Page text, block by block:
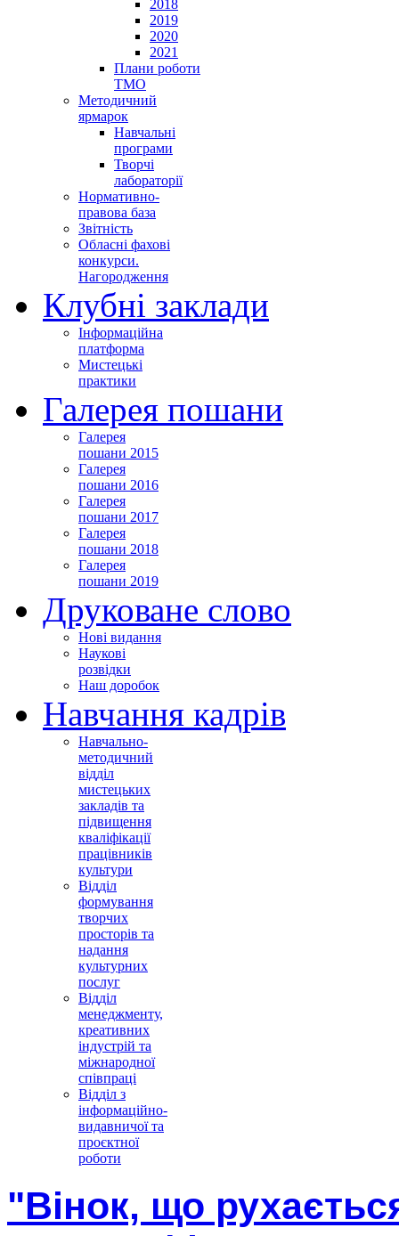
2018
2019
2020
2021
Плани роботи
ТМО
Методичний
ярмарок
Навчальні
програми
Творчі
лабораторії
Нормативно-
правова база
Звітність
Обласні фахові
конкурси.
Нагородження
Клубні заклади
Інформаційна
платформа
Мистецькі
практики
Галерея пошани
Галерея
пошани 2015
Галерея
пошани 2016
Галерея
пошани 2017
Галерея
пошани 2018
Галерея
пошани 2019
Друковане слово
Нові видання
Наукові
розвідки
Наш доробок
Навчання кадрів
Навчально-
методичний
відділ
мистецьких
закладів та
підвищення
кваліфікації
працівників
культури
Відділ
формування
творчих
просторів та
надання
культурних
послуг
Відділ
менеджменту,
креативних
індустрій та
міжнародної
співпраці
Відділ з
інформаційно-
видавничої та
проєктної
роботи
"Вінок, що